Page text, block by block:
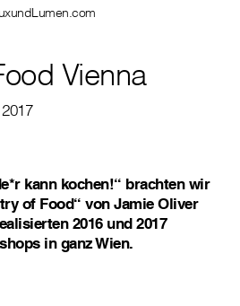
Vienna
kann kochen!“ brachten wir
of Food“ von Jamie Oliver
2016 und 2017
in ganz Wien.